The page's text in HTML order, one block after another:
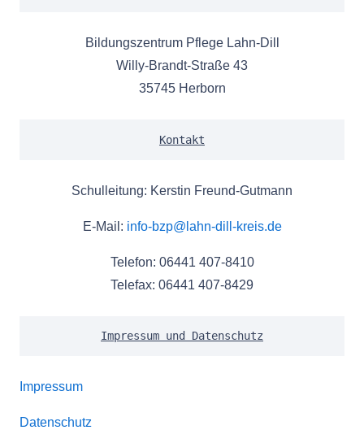
Bildungszentrum Pflege Lahn-Dill
Willy-Brandt-Straße 43
35745 Herborn
Kontakt
Schulleitung: Kerstin Freund-Gutmann
E-Mail: info-bzp@lahn-dill-kreis.de
Telefon: 06441 407-8410
Telefax: 06441 407-8429
Impressum und Datenschutz
Impressum
Datenschutz